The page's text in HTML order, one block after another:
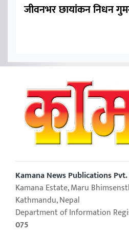
जीवनभर छायांकन निधन
Kamana News Publications
Kamana Estate, Maru
Kathmandu, Nepal
Department of Information
075